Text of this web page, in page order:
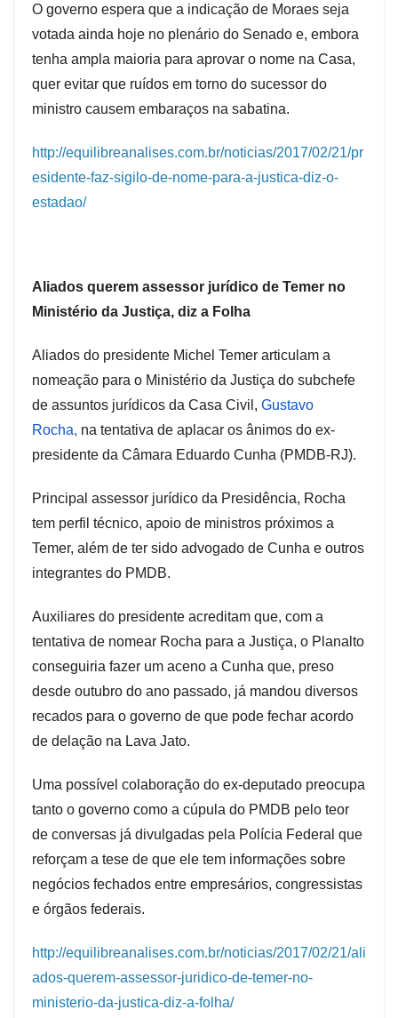
O governo espera que a indicação de Moraes seja
votada ainda hoje no plenário do Senado e, embora
tenha ampla maioria para aprovar o nome na Casa,
quer evitar que ruídos em torno do sucessor do
ministro causem embaraços na sabatina.
http://equilibreanalises.com.br/noticias/2017/02/21/pr
esidente-faz-sigilo-de-nome-para-a-justica-diz-o-
estadao/
Aliados querem assessor jurídico de Temer no
Ministério da Justiça, diz a Folha
Aliados do presidente Michel Temer articulam a
nomeação para o Ministério da Justiça do subchefe
de assuntos jurídicos da Casa Civil, Gustavo
Rocha, na tentativa de aplacar os ânimos do ex-
presidente da Câmara Eduardo Cunha (PMDB-RJ).
Principal assessor jurídico da Presidência, Rocha
tem perfil técnico, apoio de ministros próximos a
Temer, além de ter sido advogado de Cunha e outros
integrantes do PMDB.
Auxiliares do presidente acreditam que, com a
tentativa de nomear Rocha para a Justiça, o Planalto
conseguiria fazer um aceno a Cunha que, preso
desde outubro do ano passado, já mandou diversos
recados para o governo de que pode fechar acordo
de delação na Lava Jato.
Uma possível colaboração do ex-deputado preocupa
tanto o governo como a cúpula do PMDB pelo teor
de conversas já divulgadas pela Polícia Federal que
reforçam a tese de que ele tem informações sobre
negócios fechados entre empresários, congressistas
e órgãos federais.
http://equilibreanalises.com.br/noticias/2017/02/21/ali
ados-querem-assessor-juridico-de-temer-no-
ministerio-da-justica-diz-a-folha/